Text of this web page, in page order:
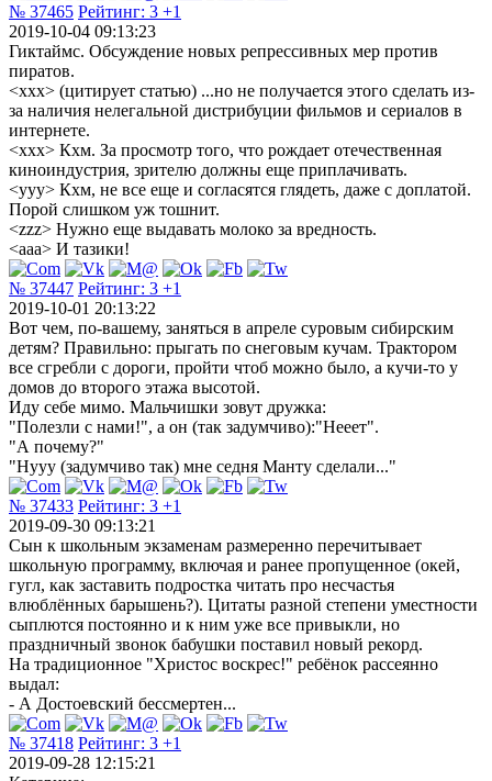
№ 37465 Рейтинг: 3 +1
2019-10-04 09:13:23
Гиктаймс. Обсуждение новых репрессивных мер против
пиратов.
<xxx> (цитирует статью) ...но не получается этого сделать из-
за наличия нелегальной дистрибуции фильмов и сериалов в
интернете.
<xxx> Кхм. За просмотр того, что рождает отечественная
киноиндустрия, зрителю должны еще приплачивать.
<yyy> Кхм, не все еще и согласятся глядеть, даже с доплатой.
Порой слишком уж тошнит.
<zzz> Нужно еще выдавать молоко за вредность.
<aaa> И тазики!
№ 37447 Рейтинг: 3 +1
2019-10-01 20:13:22
Вот чем, по-вашему, заняться в апреле суровым сибирским
детям? Правильно: прыгать по снеговым кучам. Трактором
все сгребли с дороги, пройти чтоб можно было, а кучи-то у
домов до второго этажа высотой.
Иду себе мимо. Мальчишки зовут дружка:
"Полезли с нами!", а он (так задумчиво):"Нееет".
"А почему?"
"Нууу (задумчиво так) мне седня Манту сделали..."
№ 37433 Рейтинг: 3 +1
2019-09-30 09:13:21
Сын к школьным экзаменам размеренно перечитывает
школьную программу, включая и ранее пропущенное (окей,
гугл, как заставить подростка читать про несчастья
влюблённых барышень?). Цитаты разной степени уместности
сыплются постоянно и к ним уже все привыкли, но
праздничный звонок бабушки поставил новый рекорд.
На традиционное "Христос воскрес!" ребёнок рассеянно
выдал:
- А Достоевский бессмертен...
№ 37418 Рейтинг: 3 +1
2019-09-28 12:15:21